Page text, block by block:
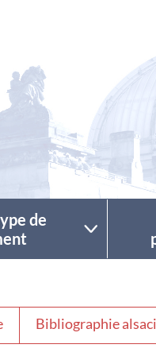
de
Bibliographie